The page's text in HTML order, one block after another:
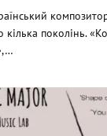
поколінь.